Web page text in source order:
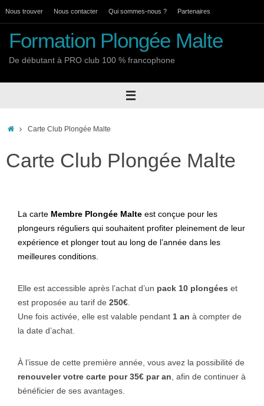
contenu
Nous trouver Nous contacter Qui sommes-nous ? Partenaires
Formation Plongée Malte
De débutant à PRO club 100 % francophone
Accueil
Carte Club Plongée Malte
Carte Club Plongée Malte
La carte Membre Plongée Malte est conçue pour les
plongeurs réguliers qui souhaitent profiter pleinement de leur
expérience et plonger tout au long de l’année dans les
meilleures conditions.
Elle est accessible après l’achat d’un pack 10 plongées et
est proposée au tarif de 250€.
Une fois activée, elle est valable pendant 1 an à compter de
la date d’achat.
À l’issue de cette première année, vous avez la possibilité de
renouveler votre carte pour 35€ par an, afin de continuer à
bénéficier de ses avantages.